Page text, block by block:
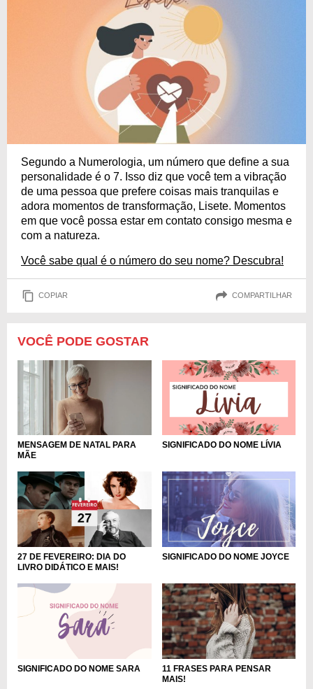
Segundo a Numerologia, um número que define a sua
personalidade é o 7. Isso diz que você tem a vibração
de uma pessoa que prefere coisas mais tranquilas e
adora momentos de transformação, Lisete. Momentos
em que você possa estar em contato consigo mesma e
com a natureza.
Você sabe qual é o número do seu nome? Descubra!
COPIAR COMPARTILHAR
VOCÊ PODE GOSTAR
MENSAGEM DE NATAL PARA
MÃE
SIGNIFICADO DO NOME LÍVIA
27 DE FEVEREIRO: DIA DO
LIVRO DIDÁTICO E MAIS!
SIGNIFICADO DO NOME JOYCE
SIGNIFICADO DO NOME SARA
11 FRASES PARA PENSAR
MAIS!